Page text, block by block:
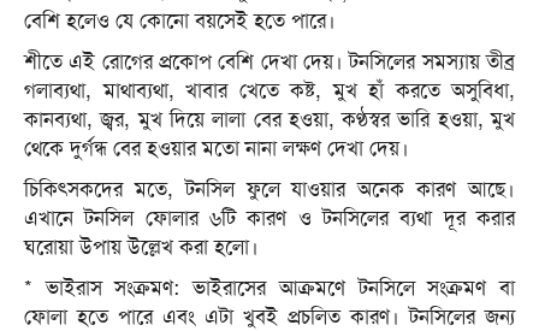
বেশি হলেও যে কোনো বয়সেই হতে পারে।
শীতে এই রোগের প্রকোপ বেশি দেখা দেয়। টনসিলের সমস্যায় তীব্র
গলাব্যথা, মাথাব্যথা, খাবার খেতে কষ্ট, মুখ হাঁ করতে অসুবিধা,
কানব্যথা, জ্বর, মুখ দিয়ে লালা বের হওয়া, কণ্ঠস্বর ভারি হওয়া, মুখ
থেকে দুর্গন্ধ বের হওয়ার মতো নানা লক্ষণ দেখা দেয়।
চিকিৎসকদের মতে, টনসিল ফুলে যাওয়ার অনেক কারণ আছে।
এখানে টনসিল ফোলার ৬টি কারণ ও টনসিলের ব্যথা দূর করার
ঘরোয়া উপায় উল্লেখ করা হলো।
* ভাইরাস সংক্রমণ: ভাইরাসের আক্রমণে টনসিলে সংক্রমণ বা
ফোলা হতে পারে এবং এটা খুবই প্রচলিত কারণ। টনসিলের জন্য